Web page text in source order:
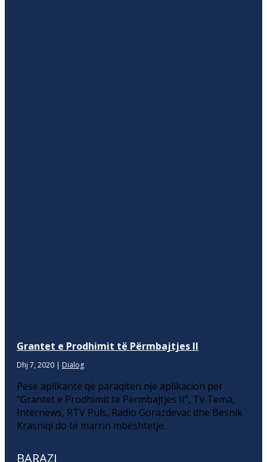
Grantet e Prodhimit të Përmbajtjes II
Dhj 7, 2020 | Dialog
Pesë aplikantë që paraqitën një aplikacion për
“Grantet e Prodhimit të Përmbajtjes II”, Tv Tema,
Internews, RTV Puls, Radio Gorazdevac dhe Besnik
Krasniqi do të marrin mbështetje.
BARAZI